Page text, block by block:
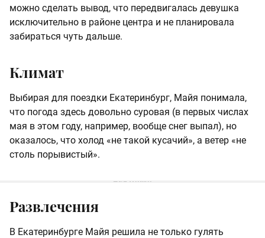
можно сделать вывод, что передвигалась девушка
исключительно в районе центра и не планировала
забираться чуть дальше.
Климат
Выбирая для поездки Екатеринбург, Майя понимала,
что погода здесь довольно суровая (в первых числах
мая в этом году, например, вообще снег выпал), но
оказалось, что холод «не такой кусачий», а ветер «не
столь порывистый».
Развлечения
В Екатеринбурге Майя решила не только гулять